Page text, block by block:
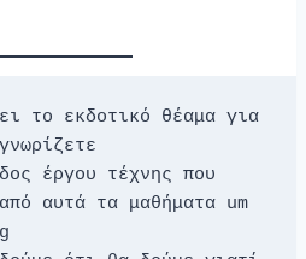
το εκδοτικό θέαμα για
αυτά τα μαθήματα um